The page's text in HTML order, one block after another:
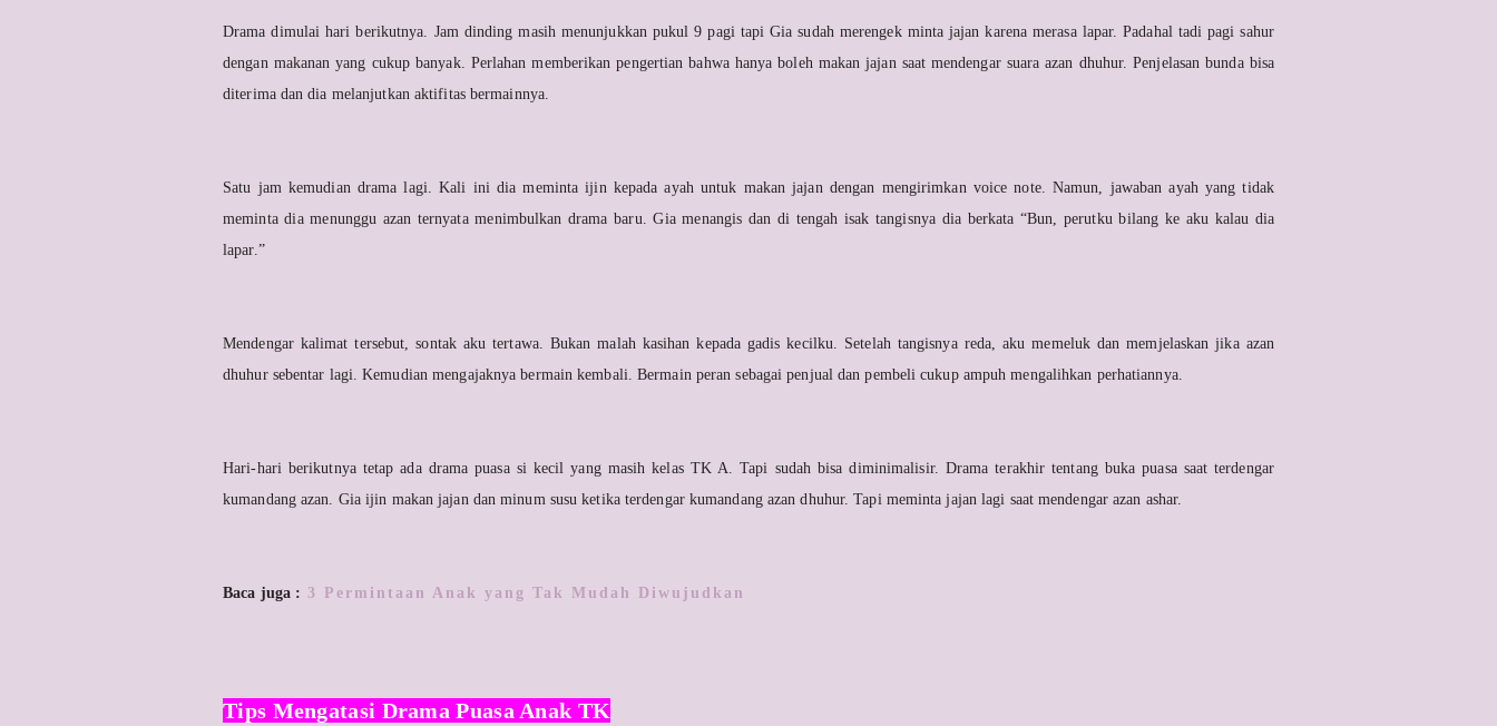
Drama dimulai hari berikutnya. Jam dinding masih menunjukkan pukul 9 pagi tapi Gia sudah merengek minta jajan karena merasa lapar. Padahal tadi pagi sahur
dengan makanan yang cukup banyak. Perlahan memberikan pengertian bahwa hanya boleh makan jajan saat mendengar suara azan dhuhur. Penjelasan bunda bisa
diterima dan dia melanjutkan aktifitas bermainnya.
Satu jam kemudian drama lagi. Kali ini dia meminta ijin kepada ayah untuk makan jajan dengan mengirimkan voice note. Namun, jawaban ayah yang tidak
meminta dia menunggu azan ternyata menimbulkan drama baru. Gia menangis dan di tengah isak tangisnya dia berkata “Bun, perutku bilang ke aku kalau dia
lapar.”
Mendengar kalimat tersebut, sontak aku tertawa. Bukan malah kasihan kepada gadis kecilku. Setelah tangisnya reda, aku memeluk dan memjelaskan jika azan
dhuhur sebentar lagi. Kemudian mengajaknya bermain kembali. Bermain peran sebagai penjual dan pembeli cukup ampuh mengalihkan perhatiannya.
Hari-hari berikutnya tetap ada drama puasa si kecil yang masih kelas TK A. Tapi sudah bisa diminimalisir. Drama terakhir tentang buka puasa saat terdengar
kumandang azan. Gia ijin makan jajan dan minum susu ketika terdengar kumandang azan dhuhur. Tapi meminta jajan lagi saat mendengar azan ashar.
Baca juga : 3 Permintaan Anak yang Tak Mudah Diwujudkan
Tips Mengatasi Drama Puasa Anak TK